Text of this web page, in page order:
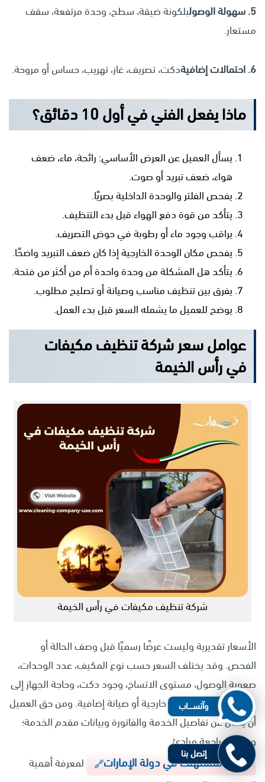
5. سهولة الوصول
بلكونة ضيقة، سطح، وحدة مرتفعة، سقف
مستعار.
6. احتمالات إضافية دكت، تصريف، غاز، تهريب، حساس أو مروحة.
ماذا يفعل الفني في أول 10 دقائق؟
يسأل العميل عن العرض الأساسي: رائحة، ماء، ضعف
هواء، ضعف تبريد أو صوت.
يفحص الفلتر والوحدة الداخلية بصريًا.
يتأكد من قوة دفع الهواء قبل بدء التنظيف.
يراقب وجود ماء أو رطوبة في حوض التصريف.
يفحص مكان الوحدة الخارجية إذا كان ضعف التبريد واضحًا.
يتأكد هل المشكلة من وحدة واحدة أم من أكثر من فتحة.
يفرق بين تنظيف مناسب وصيانة أو تصليح مطلوب.
يوضح للعميل ما يشمله السعر قبل بدء العمل.
عوامل سعر شركة تنظيف مكيفات
في رأس الخيمة
شركة تنظيف مكيفات في رأس الخيمة
الأسعار تقديرية وليست عرضًا رسميًا قبل وصف الحالة أو
الفحص. وقد يختلف السعر حسب نوع المكيف، عدد الوحدات،
صعوبة الوصول، مستوى الاتساخ، وجود دكت، وحاجة الجهاز إلى
فحص تصريف أو وحدة خارجية أو صيانة إضافية. ومن حق العميل
أن يسأل عن تفاصيل الخدمة والفاتورة وبيانات مقدم الخدمة؛
ويمكن مراجعة مبادئ
حماية المستهلك في دولة الإمارات
لمعرفة أهمية
إتصل بنا
وآتســــاب